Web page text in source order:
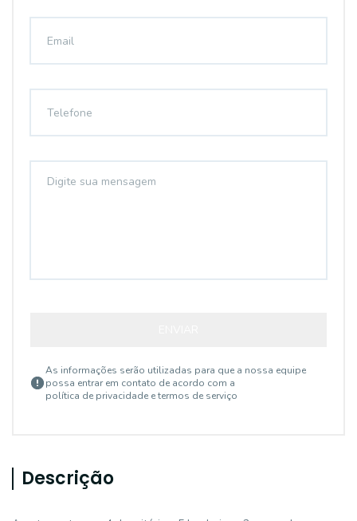
As informações serão utilizadas para que a nossa equipe
possa entrar em contato de acordo com a
política de privacidade e termos de serviço
Descrição